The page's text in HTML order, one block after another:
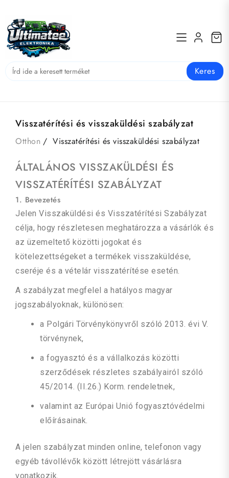
Keres
Visszatérítési és visszaküldési szabályzat
Otthon Visszatérítési és visszaküldési szabályzat
ÁLTALÁNOS VISSZAKÜLDÉSI ÉS
VISSZATÉRÍTÉSI SZABÁLYZAT
1. Bevezetés
Jelen Visszaküldési és Visszatérítési Szabályzat
célja, hogy részletesen meghatározza a vásárlók és
az üzemeltető közötti jogokat és
kötelezettségeket a termékek visszaküldése,
cseréje és a vételár visszatérítése esetén.
A szabályzat megfelel a hatályos magyar
jogszabályoknak, különösen:
a Polgári Törvénykönyvről szóló 2013. évi V.
törvénynek,
a fogyasztó és a vállalkozás közötti
szerződések részletes szabályairól szóló
45/2014. (II.26.) Korm. rendeletnek,
valamint az Európai Unió fogyasztóvédelmi
előírásainak.
A jelen szabályzat minden online, telefonon vagy
egyéb távollévők között létrejött vásárlásra
vonatkozik.